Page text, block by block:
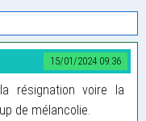
15/01/2024 09:36
résignation voire la
de mélancolie.